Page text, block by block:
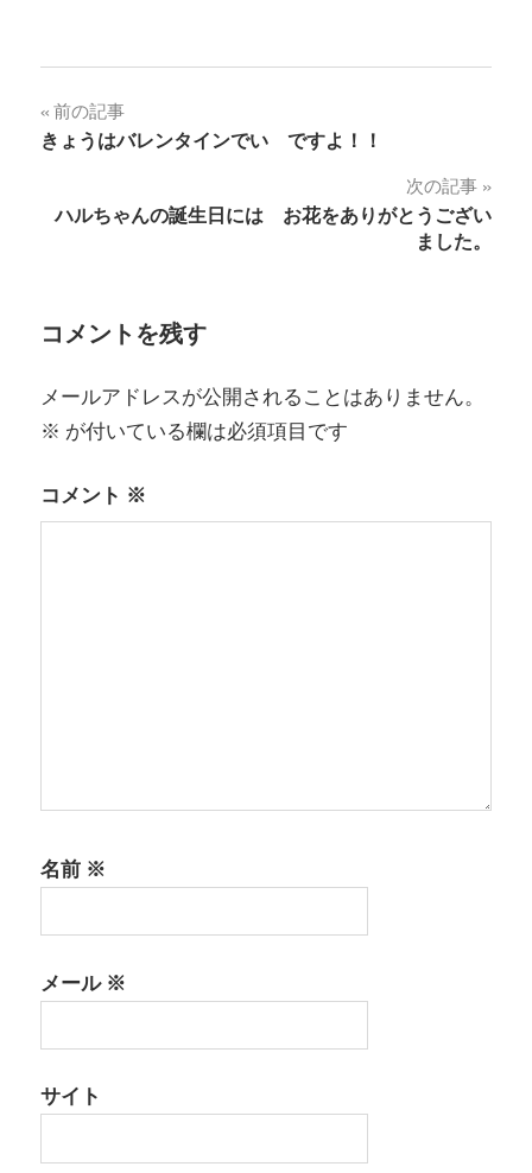
投
稿
ナ
ー
シ
ョ
ン
前の記事
きょうはバレンタインでい ですよ！！
次の記事
ハルちゃんの誕生日には お花をありがとうござい
ました。
コメントを残す
メールアドレスが公開されることはありません。
※ が付いている欄は必須項目です
コメント ※
名前 ※
メール※
サイト